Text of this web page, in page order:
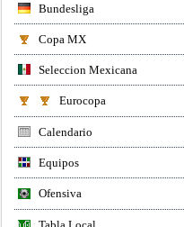
Bundesliga
Copa MX
Seleccion Mexicana
Eurocopa
Calendario
Equipos
Ofensiva